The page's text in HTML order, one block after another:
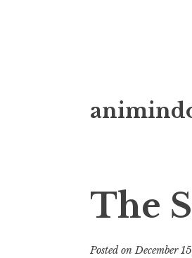
to
The
Posted onDecember